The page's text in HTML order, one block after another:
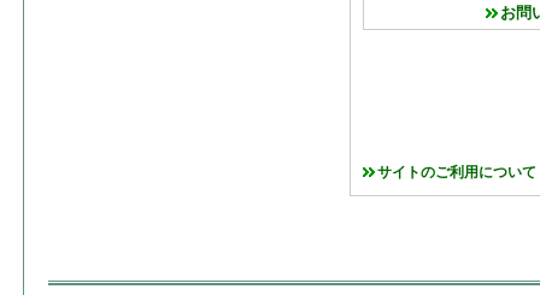
お問
サイトのご利用について